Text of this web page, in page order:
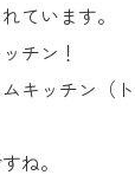
ています。
チン！
キッチン（
ね。